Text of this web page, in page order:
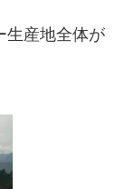
生産地全体が